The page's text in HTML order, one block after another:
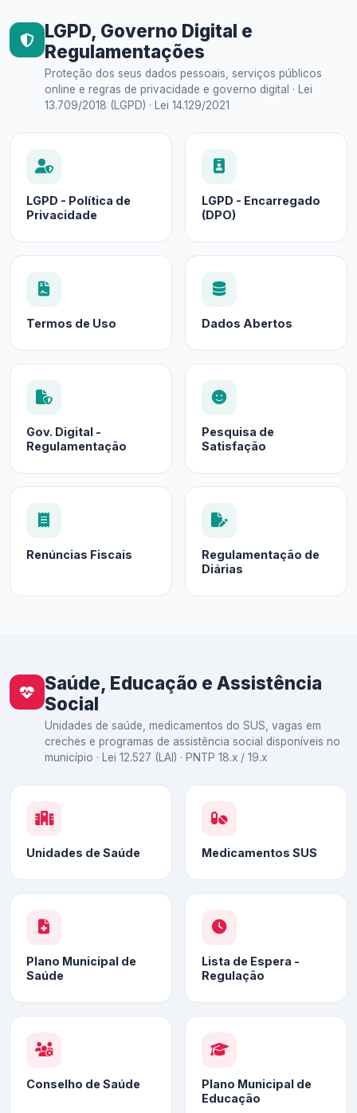
LGPD, Governo Digital e
Regulamentações
Proteção dos seus dados pessoais, serviços públicos
online e regras de privacidade e governo digital · Lei
13.709/2018 (LGPD) · Lei 14.129/2021
LGPD - Política de
Privacidade
LGPD - Encarregado
(DPO)
Termos de Uso Dados Abertos
Gov. Digital -
Regulamentação
Pesquisa de
Satisfação
Renúncias Fiscais
Regulamentação de
Diárias
Saúde, Educação e Assistência
Social
Unidades de saúde, medicamentos do SUS, vagas em
creches e programas de assistência social disponíveis no
município · Lei 12.527 (LAI) · PNTP 18.x / 19.x
Unidades de Saúde Medicamentos SUS
Plano Municipal de
Saúde
Lista de Espera -
Regulação
Conselho de Saúde
Plano Municipal de
Educação